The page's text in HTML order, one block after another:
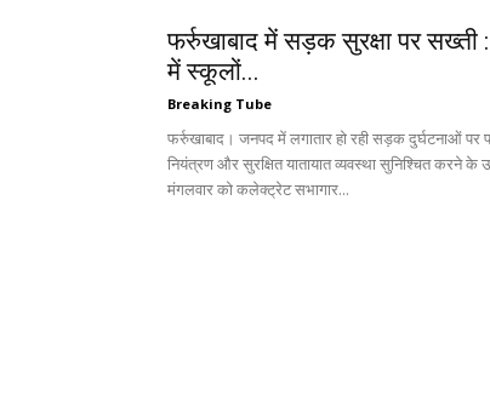
फर्रुखाबाद में सड़क सुरक्षा पर सख्ती
में स्कूलों...
Breaking Tube
फर्रुखाबाद। जनपद में लगातार हो रही सड़क दुर्घटनाओं पर
नियंत्रण और सुरक्षित यातायात व्यवस्था सुनिश्चित करने के
मंगलवार को कलेक्ट्रेट सभागार...